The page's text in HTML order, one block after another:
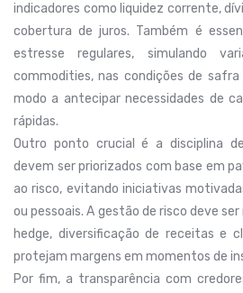
indicadores como liquidez corrente,
cobertura de juros. Também é
estresse regulares, simulando
commodities, nas condições de
modo a antecipar necessidades de
rápidas.
Outro ponto crucial é a disciplina
devem ser priorizados com base em
ao risco, evitando iniciativas
ou pessoais. A gestão de risco deve
hedge, diversificação de receitas e
protejam margens em momentos de
Por fim, a transparência com